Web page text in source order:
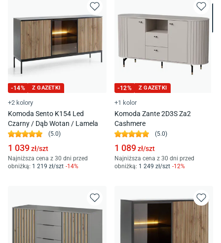
-14% Z GAZETKI
+2 kolory
Komoda Sento K154 Led
Czarny / Dąb Wotan / Lamela
(5.0)
1 039zł/szt
Najniższa cena z 30 dni przed
obniżką: 1 219 zł/szt -14%
-12% Z GAZETKI
+1 kolor
Komoda Zante 2D3S Za2
Cashmere
(5.0)
1 089zł/szt
Najniższa cena z 30 dni przed
obniżką: 1 249 zł/szt -12%